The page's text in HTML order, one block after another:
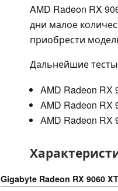
AMD Radeon RX
дни малое
приобрести
Дальнейшие тесты
AMD Radeon RX
AMD Radeon RX
AMD Radeon RX
Gigabyte Radeon RX 9060